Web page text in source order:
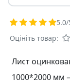
5.0/
Оцініть товар:
Лист
1000*2000 мм